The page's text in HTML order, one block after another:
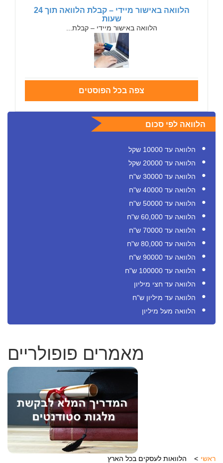
הלוואה באישור מיידי – קבלת הלוואה תוך 24
שעות
הלוואה באישור מיידי – קבלת...
צפה בכל הפוסטים
הלוואה לפי סכום
הלוואה עד 10000 שקל
הלוואה עד 20000 שקל
הלוואה עד 30000 ש"ח
הלוואה עד 40000 ש"ח
הלוואה עד 50000 ש"ח
הלוואה עד 60,000 ש"ח
הלוואה עד 70000 ש"ח
הלוואה עד 80,000 ש"ח
הלוואה עד 90000 ש"ח
הלוואה עד 100000 ש"ח
הלוואה עד חצי מיליון
הלוואה עד מיליון ש"ח
הלוואה מעל מיליון
מאמרים פופולריים
ראשי הלוואות לעסקים בכל הארץ